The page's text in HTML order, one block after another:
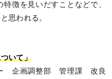
徴を見いだすことなどで、
思われる。
いて」
ー 企画調整部 管理課 改良